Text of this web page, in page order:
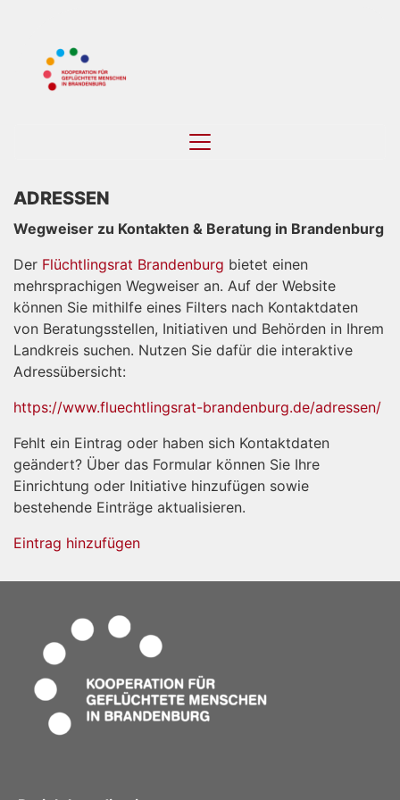
ADRESSEN
Wegweiser zu Kontakten & Beratung in Brandenburg
Der Flüchtlingsrat Brandenburg bietet einen
mehrsprachigen Wegweiser an. Auf der Website
können Sie mithilfe eines Filters nach Kontaktdaten
von Beratungsstellen, Initiativen und Behörden in Ihrem
Landkreis suchen. Nutzen Sie dafür die interaktive
Adressübersicht:
https://www.fluechtlingsrat-brandenburg.de/adressen/
Fehlt ein Eintrag oder haben sich Kontaktdaten
geändert? Über das Formular können Sie Ihre
Einrichtung oder Initiative hinzufügen sowie
bestehende Einträge aktualisieren.
Eintrag hinzufügen